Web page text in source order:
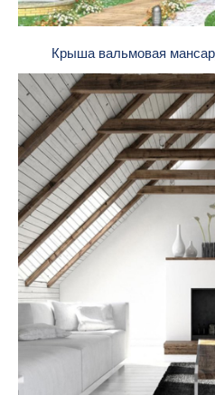
Крыша вальмовая